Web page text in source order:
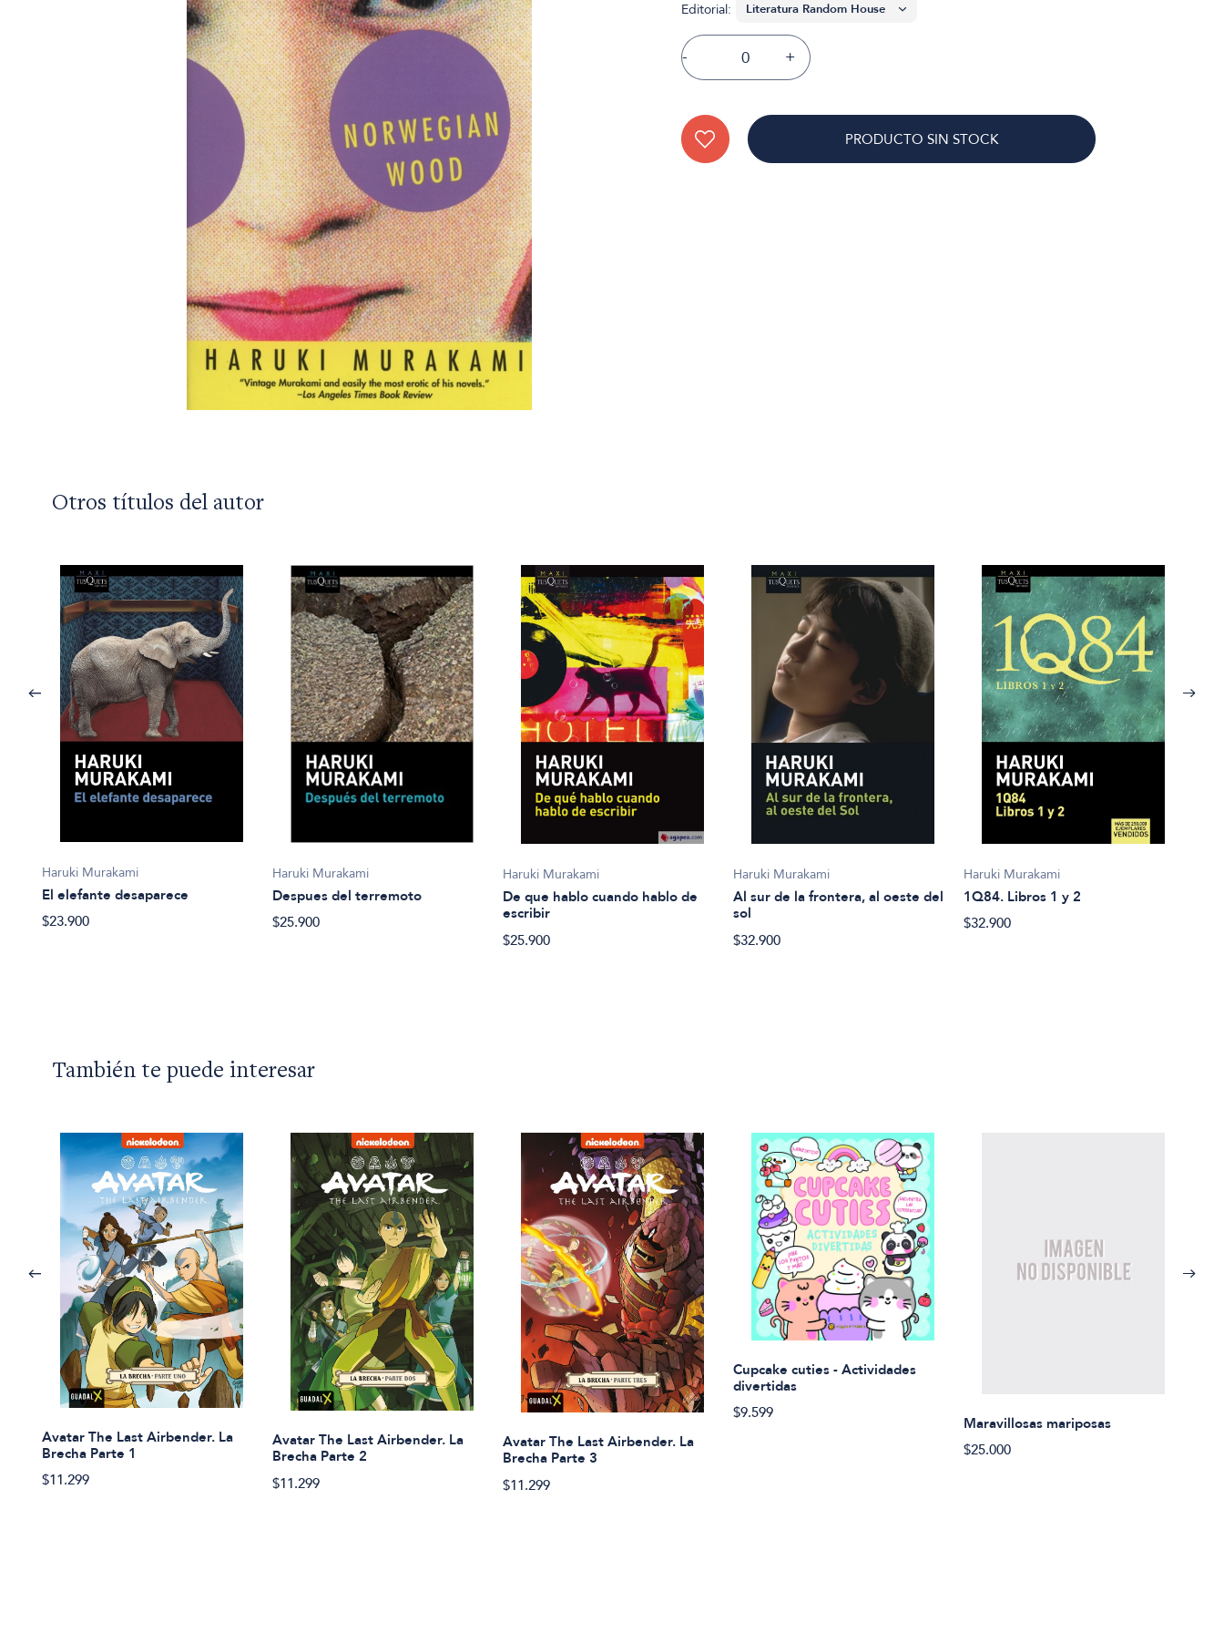
Editorial:
- +
PRODUCTO SIN STOCK
Otros títulos del autor
Haruki Murakami
El elefante desaparece
$23.900
Haruki Murakami
Despues del terremoto
$25.900
Haruki Murakami
De que hablo cuando hablo de
escribir
$25.900
Haruki Murakami
Al sur de la frontera, al oeste del
sol
$32.900
Haruki Murakami
1Q84. Libros 1 y 2
$32.900
También te puede interesar
Avatar The Last Airbender. La
Brecha Parte 1
$11.299
Avatar The Last Airbender. La
Brecha Parte 2
$11.299
Avatar The Last Airbender. La
Brecha Parte 3
$11.299
Cupcake cuties - Actividades
divertidas
$9.599
Maravillosas mariposas
$25.000